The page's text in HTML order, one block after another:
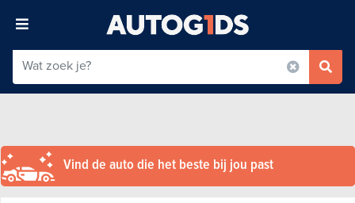
Vind de auto die het beste bij jou past